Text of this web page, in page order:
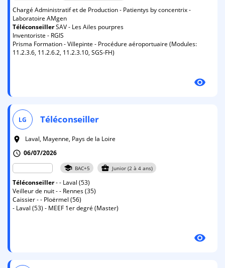
Chargé Administratif et de Production - Patientys by concentrix -
Laboratoire AMgen
TéléconseillerSAV - Les Ailes pourpres
Inventoriste - RGIS
Prisma Formation - Villepinte - Procédure aéroportuaire (Modules:
11.2.3.6, 11.2.6.2, 11.2.3.10, SGS-FH)
visibility
LG Téléconseiller
room
Laval, Mayenne, Pays de la Loire
schedule 06/07/2026
school BAC+5 business_center Junior (2 à 4 ans)
Téléconseiller- - Laval (53)
Veilleur de nuit - - Rennes (35)
Caissier - - Ploërmel (56)
- Laval (53) - MEEF 1er degré (Master)
visibility